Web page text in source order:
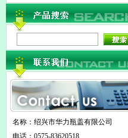
名称：绍兴市华力瓶盖有限公司
电话：0575-83620518